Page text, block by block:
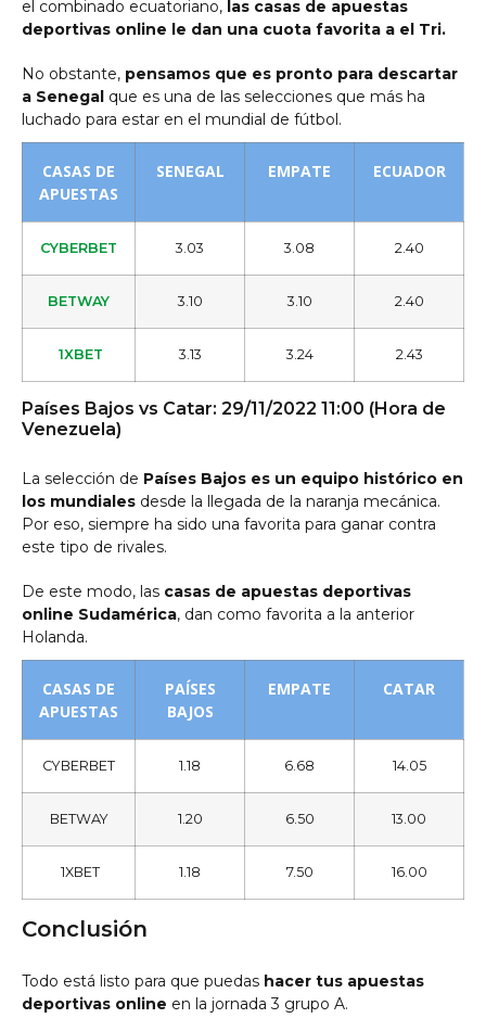
el combinado ecuatoriano, las casas de apuestas
deportivas online le dan una cuota favorita a el Tri.
No obstante, pensamos que es pronto para descartar
a Senegal que es una de las selecciones que más ha
luchado para estar en el mundial de fútbol.
CASAS DE
APUESTAS
SENEGAL EMPATE ECUADOR
CYBERBET 3.03 3.08 2.40
BETWAY 3.10 3.10 2.40
1XBET 3.13 3.24 2.43
Países Bajos vs Catar: 29/11/2022 11:00 (Hora de
Venezuela)
La selección de Países Bajos es un equipo histórico en
los mundiales desde la llegada de la naranja mecánica.
Por eso, siempre ha sido una favorita para ganar contra
este tipo de rivales.
De este modo, las casas de apuestas deportivas
online Sudamérica, dan como favorita a la anterior
Holanda.
CASAS DE
APUESTAS
PAÍSES
BAJOS
EMPATE CATAR
CYBERBET 1.18 6.68 14.05
BETWAY 1.20 6.50 13.00
1XBET 1.18 7.50 16.00
Conclusión
Todo está listo para que puedas hacer tus apuestas
deportivas online en la jornada 3 grupo A.